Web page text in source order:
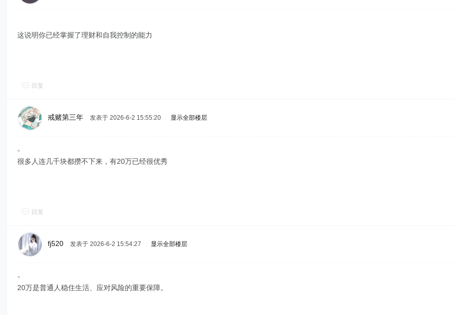
这说明你已经掌握了理财和自我控制的能力
回复
戒赌第三年 发表于 2026-6-2 15:55:20 显示全部楼层
。
很多人连几千块都攒不下来，有20万已经很优秀
回复
fj520 发表于 2026-6-2 15:54:27 显示全部楼层
。
20万是普通人稳住生活、应对风险的重要保障。